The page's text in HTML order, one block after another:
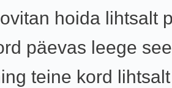
hoida lihtsalt
päevas leege
teine kord